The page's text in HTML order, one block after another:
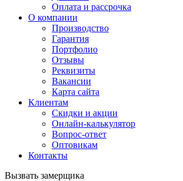
Оплата и рассрочка
О компании
Производство
Гарантия
Портфолио
Отзывы
Реквизиты
Вакансии
Карта сайта
Клиентам
Скидки и акции
Онлайн-калькулятор
Вопрос-ответ
Оптовикам
Контакты
Вызвать замерщика